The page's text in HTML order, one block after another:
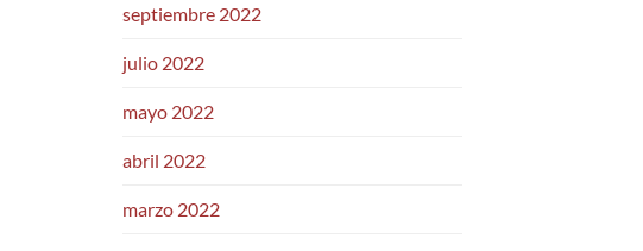
septiembre 2022
julio 2022
mayo 2022
abril 2022
marzo 2022